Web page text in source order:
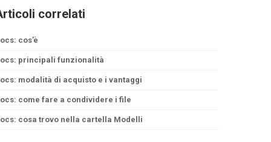
correlati
cos’è
principali funzionalità
modalità di acquisto e i vantaggi
come fare a condividere i file
cosa trovo nella cartella Modelli